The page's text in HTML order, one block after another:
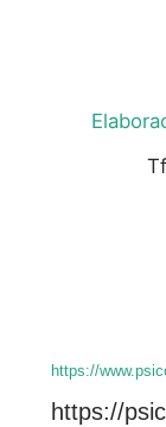
https://
https://